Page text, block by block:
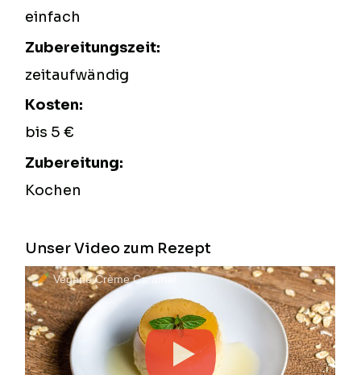
einfach
Zubereitungszeit:
zeitaufwändig
Kosten:
bis 5 €
Zubereitung:
Kochen
Unser Video zum Rezept
Vegane Crème Caramel